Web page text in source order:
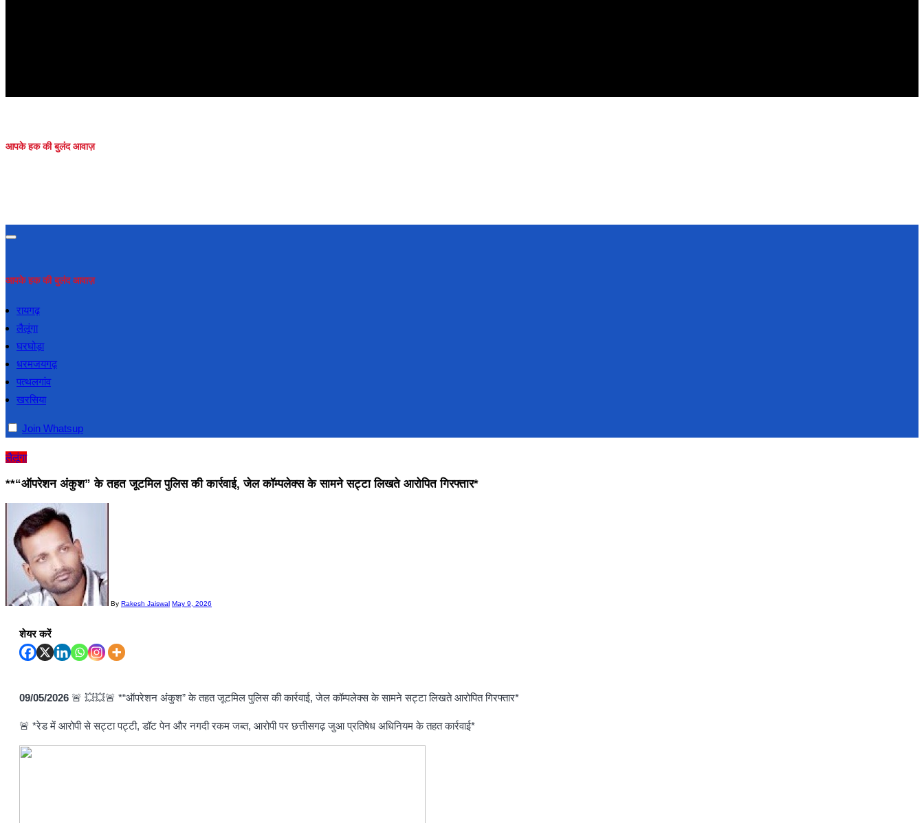
आपके हक की बुलंद आवाज़
आपके हक की बुलंद आवाज़
रायगढ़
लैलूंगा
घरघोड़ा
धरमजयगढ़
पत्थलगांव
खरसिया
Join Whatsup
लैलूंगा
**“ऑपरेशन अंकुश” के तहत जूटमिल पुलिस की कार्रवाई, जेल कॉम्पलेक्स के सामने सट्टा लिखते आरोपित गिरफ्तार*
By Rakesh Jaiswal May 9, 2026
शेयर करें
09/05/2026 🚨 💥💥🚨 *“ऑपरेशन अंकुश” के तहत जूटमिल पुलिस की कार्रवाई, जेल कॉम्पलेक्स के सामने सट्टा लिखते आरोपित गिरफ्तार*
🚨 *रेड में आरोपी से सट्टा पट्टी, डॉट पेन और नगदी रकम जब्त, आरोपी पर छत्तीसगढ़ जुआ प्रतिषेध अधिनियम के तहत कार्रवाई*